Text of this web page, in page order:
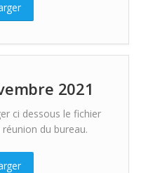
2021
ci dessous le fichier
réunion du bureau.